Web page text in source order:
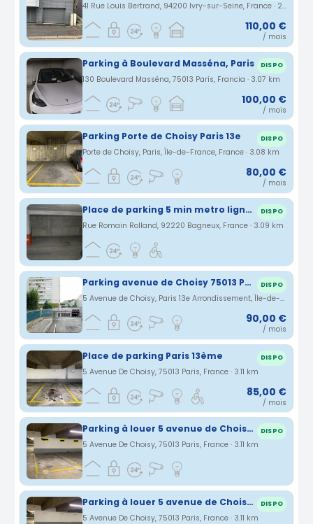
41 Rue Louis Bertrand, 94200 Ivry-sur-Seine, France · 2.97 km
110,00 €
/ mois
Parking à Boulevard Masséna, Paris DISPO
130 Boulevard Masséna, 75013 París, Francia · 3.07 km
100,00 €
/ mois
Parking Porte de Choisy Paris 13e DISPO
Porte de Choisy, Paris, Île-de-France, France · 3.08 km
80,00 €
/ mois
Place de parking 5 min metro ligne 4 DISPO
Rue Romain Rolland, 92220 Bagneux, France · 3.09 km
Parking avenue de Choisy 75013 Paris DISPO
5 Avenue de Choisy, Paris 13e Arrondissement, Île-de-France, France · 3.11 km
90,00 €
/ mois
Place de parking Paris 13ème DISPO
5 Avenue De Choisy, 75013 Paris, France · 3.11 km
85,00 €
/ mois
Parking à louer 5 avenue de Choisy- Paris DISPO
5 Avenue De Choisy, 75013 Paris, France · 3.11 km
Parking à louer 5 avenue de Choisy- Paris DISPO
5 Avenue De Choisy, 75013 Paris, France · 3.11 km